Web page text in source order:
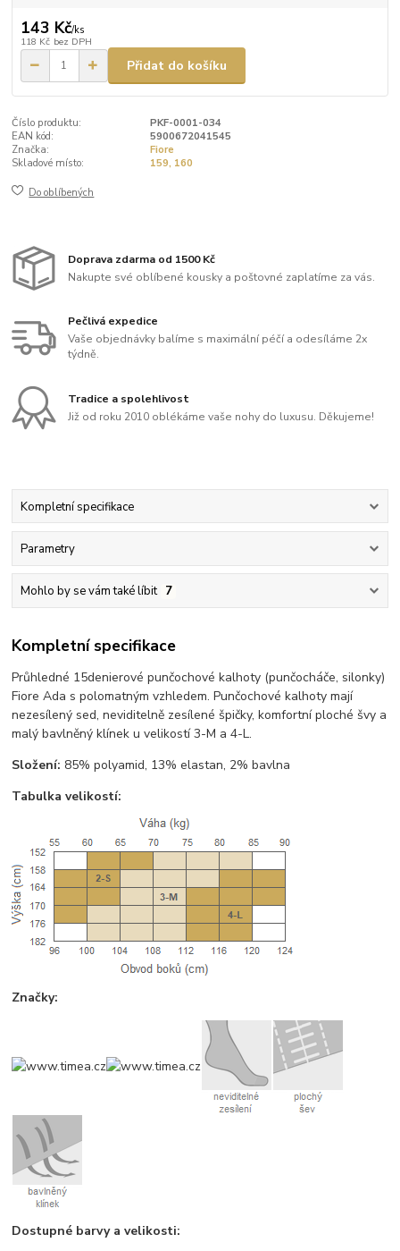
143 Kč/ks
118 Kč bez DPH
Přidat do košíku
Číslo produktu:
PKF-0001-034
EAN kód:
5900672041545
Značka:
Fiore
Skladové místo:
159, 160
Do oblíbených
Doprava zdarma od 1500 Kč
Nakupte své oblíbené kousky a poštovné zaplatíme za vás.
Pečlivá expedice
Vaše objednávky balíme s maximální péčí a odesíláme 2x
týdně.
Tradice a spolehlivost
Již od roku 2010 oblékáme vaše nohy do luxusu. Děkujeme!
Kompletní specifikace
Parametry
Mohlo by se vám také líbit 7
Kompletní specifikace
Průhledné 15denierové punčochové kalhoty (punčocháče, silonky)
Fiore Ada s polomatným vzhledem. Punčochové kalhoty mají
nezesílený sed, neviditelně zesílené špičky, komfortní ploché švy a
malý bavlněný klínek u velikostí 3-M a 4-L.
Složení: 85% polyamid, 13% elastan, 2% bavlna
Tabulka velikostí:
Značky:
Dostupné barvy a velikosti: